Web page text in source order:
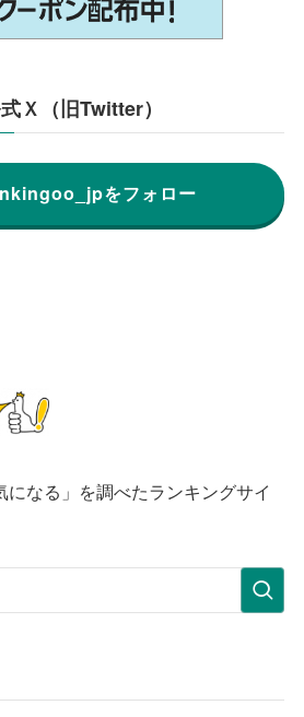
Ｘ（旧Twitter）
をフォロー
なる」を調べたランキングサイ